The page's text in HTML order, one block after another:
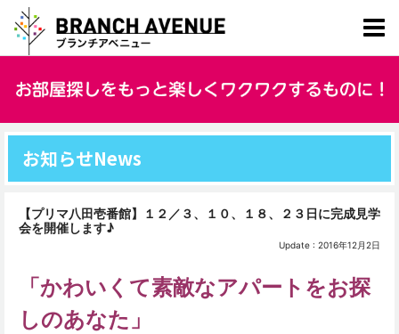
お知らせNews
【プリマ八田壱番館】１２／３、１０、１８、２３日に完成見学
会を開催します♪
Update : 2016年12月2日
「かわいくて素敵なアパートをお探
しのあなた」